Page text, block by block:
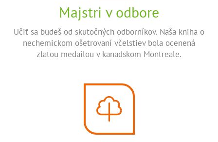
Majstri v odbore
Učiť sa budeš od skutočných odborníkov. Naša kniha o
nechemickom ošetrovaní včelstiev bola ocenená
zlatou medailou v kanadskom Montreale.